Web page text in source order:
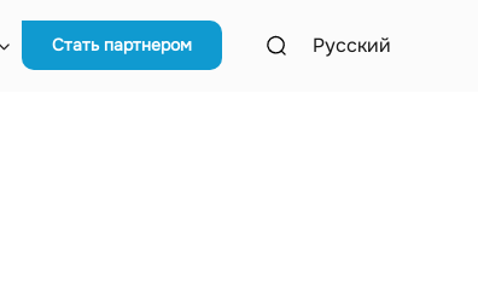
Стать партнером Русский